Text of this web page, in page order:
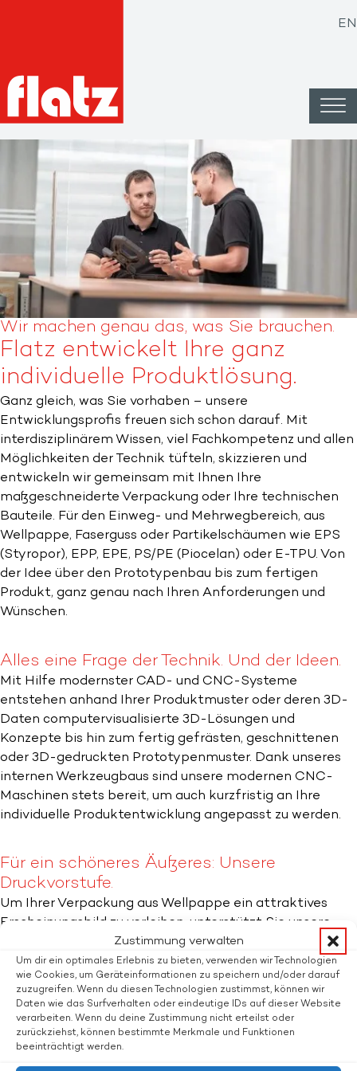
Zustimmung verwalten
Um dir ein optimales Erlebnis zu bieten, verwenden wir Technologien
wie Cookies, um Geräteinformationen zu speichern und/oder darauf
zuzugreifen. Wenn du diesen Technologien zustimmst, können wir
Daten wie das Surfverhalten oder eindeutige IDs auf dieser Website
verarbeiten. Wenn du deine Zustimmung nicht erteilst oder
zurückziehst, können bestimmte Merkmale und Funktionen
beeinträchtigt werden.
EN
Wir machen genau das, was Sie brauchen.
Flatz entwickelt Ihre ganz
individuelle Produktlösung.
Ganz gleich, was Sie vorhaben – unsere
Entwicklungsprofis freuen sich schon darauf. Mit
interdisziplinärem Wissen, viel Fachkompetenz und allen
Möglichkeiten der Technik tüfteln, skizzieren und
entwickeln wir gemeinsam mit Ihnen Ihre
maßgeschneiderte Verpackung oder Ihre technischen
Bauteile. Für den Einweg- und Mehrwegbereich, aus
Wellpappe, Faserguss oder Partikelschäumen wie EPS
(Styropor), EPP, EPE, PS/PE (Piocelan) oder E-TPU. Von
der Idee über den Prototypenbau bis zum fertigen
Produkt, ganz genau nach Ihren Anforderungen und
Wünschen.
Alles eine Frage der Technik. Und der Ideen.
Mit Hilfe modernster CAD- und CNC-Systeme
entstehen anhand Ihrer Produktmuster oder deren 3D-
Daten computervisualisierte 3D-Lösungen und
Konzepte bis hin zum fertig gefrästen, geschnittenen
oder 3D-gedruckten Prototypenmuster. Dank unseres
internen Werkzeugbaus sind unsere modernen CNC-
Maschinen stets bereit, um auch kurzfristig an Ihre
individuelle Produktentwicklung angepasst zu werden.
Für ein schöneres Äußeres: Unsere
Druckvorstufe.
Um Ihrer Verpackung aus Wellpappe ein attraktives
Erscheinungsbild zu verleihen, unterstützt Sie unsere
Druckvorstufe mit modernster Software und Workflow-
Systemen bei der Gestaltung, Korrektur und
Bildbearbeitung Ihrer Daten. Farbechte Rasterproofs für
den Offsetdruck und den Flexopostprint sowie
professionelles Color-Management und 3D-Rendering
Ihrer Verpackungen gehören bei Flatz zum Standard.
Wir helfen Ihnen